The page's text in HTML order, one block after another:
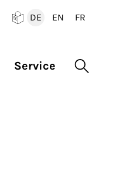
DE
EN
FR
Service Suche